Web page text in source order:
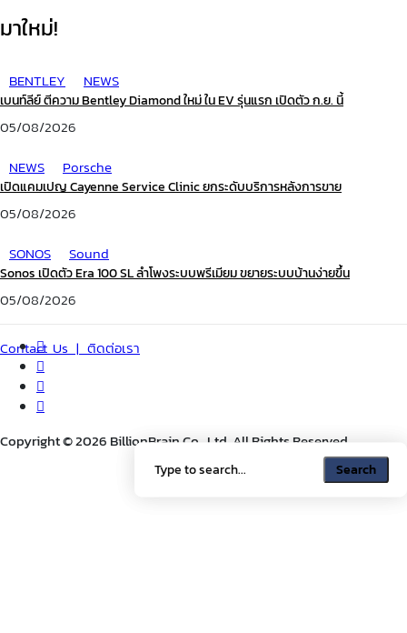
Search
Search
มาใหม่!
BENTLEY NEWS
เบนท์ลีย์ ตีความ Bentley Diamond ใหม่ ใน EV รุ่นแรก เปิดตัว ก.ย. นี้
05/08/2026
NEWS
Porsche
เปิดแคมเปญ Cayenne Service Clinic ยกระดับบริการหลังการขาย
05/08/2026
SONOS
Sound
Sonos เปิดตัว Era 100 SL ลำโพงระบบพรีเมียม ขยายระบบบ้านง่ายขึ้น
05/08/2026
Contact Us | ติดต่อเรา
Copyright © 2026 BillionBrain Co., Ltd. All Rights Reserved.